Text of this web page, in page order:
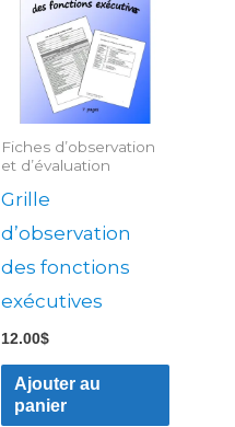
Fiches d’observation
et d’évaluation
Grille
d’observation
des fonctions
exécutives
12.00$
Ajouter au
panier